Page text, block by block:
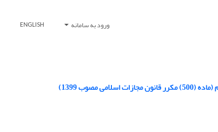
ورود به سامانه ENGLISH
1399)